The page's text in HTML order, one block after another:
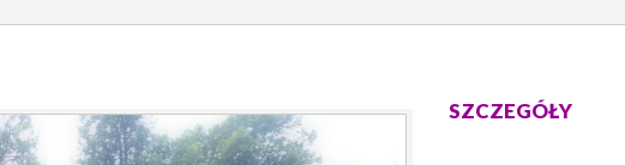
SZCZEGÓŁY